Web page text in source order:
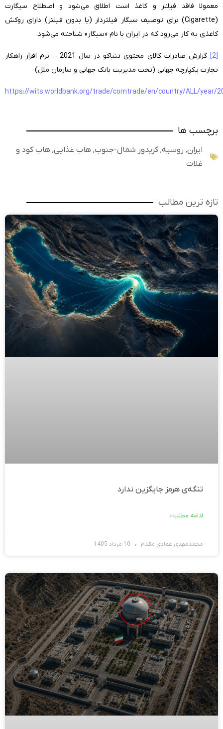
معمولا فاقد فیلتر و کاغذ است اطلاق می‌شود و اصطلاح سیگارت
(Cigarette) برای توصیف سیگار فیلتردار (یا بدون فیلتر) دارای روکش
کاغذی به کار می‌رود که در ایران با نام «سیگار» شناخته می‌شود.
[2]
گزارش صادرات کالای محتوی تنباکو در سال 2021 – نرم افزار راهکار
تجارت یکپارچه جهانی (تحت مدیریت بانک جهانی و سازمان ملل)
https://wits.worldbank.org/trade/comtrade/en/country/ALL/year/
برچسب ها
ایران, روسیه, کریدور شمال-جنوب, هاب غذایی, هاب کود و
غلات
تازه ترین مطالب
تنگه‌ی هرمز جایگزین ندارد
ادامه مطلب »
محمدمهدی عمادی مقدم